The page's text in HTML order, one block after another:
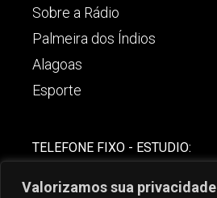
Valorizamos sua privacidade
Sobre a Rádio
Palmeira dos Índios
Alagoas
Esporte
TELEFONE FIXO - ESTUDIO: